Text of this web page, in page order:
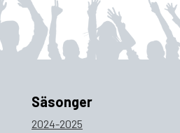
Säsonger
2024-2025